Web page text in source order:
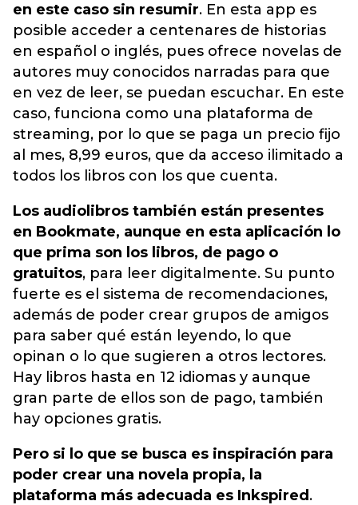
en este caso sin resumir. En esta app es
posible acceder a centenares de historias
en español o inglés, pues ofrece novelas de
autores muy conocidos narradas para que
en vez de leer, se puedan escuchar. En este
caso, funciona como una plataforma de
streaming, por lo que se paga un precio fijo
al mes, 8,99 euros, que da acceso ilimitado a
todos los libros con los que cuenta.
Los audiolibros también están presentes
en Bookmate, aunque en esta aplicación lo
que prima son los libros, de pago o
gratuitos, para leer digitalmente. Su punto
fuerte es el sistema de recomendaciones,
además de poder crear grupos de amigos
para saber qué están leyendo, lo que
opinan o lo que sugieren a otros lectores.
Hay libros hasta en 12 idiomas y aunque
gran parte de ellos son de pago, también
hay opciones gratis.
Pero si lo que se busca es inspiración para
poder crear una novela propia, la
plataforma más adecuada es Inkspired .